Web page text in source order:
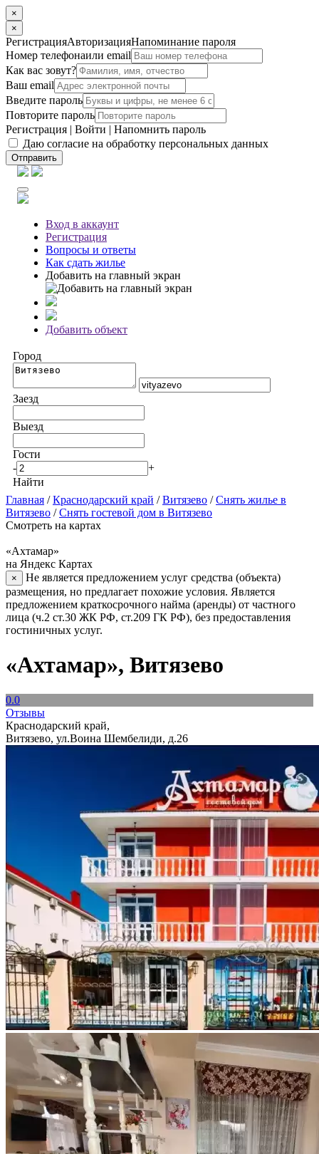
×
×
РегистрацияАвторизацияНапоминание пароля
Номер телефонаили email
Как вас зовут?
Ваш email
Введите пароль
Повторите пароль
Регистрация | Войти | Напомнить пароль
Даю согласие на обработку персональных данных
Отправить
Вход в аккаунт
Регистрация
Вопросы и ответы
Как сдать жилье
Добавить на главный экран
Добавить объект
Город
Заезд
Выезд
Гости
-
+
Найти
Главная /Краснодарский край /Витязево /Снять жилье в
Витязево /Снять гостевой дом в Витязево
Смотреть на картах
«Ахтамар»
на Яндекс Картах
×
Не является предложением услуг средства (объекта)
размещения, но предлагает похожие условия. Является
предложением краткосрочного найма (аренды) от частного
лица (ч.2 ст.30 ЖК РФ, ст.209 ГК РФ), без предоставления
гостиничных услуг.
«Ахтамар», Витязево
0.0
Отзывы
Краснодарский край,
Витязево, ул.Воина Шембелиди, д.26